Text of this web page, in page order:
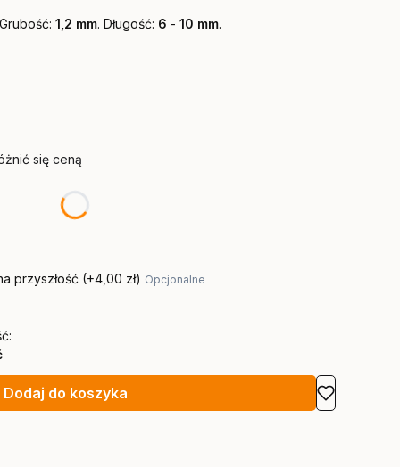
1,2 mm. Długość: 6 - 10 mm.
się ceną
przyszłość (+4,00 zł) Opcjonalne
Dodaj do koszyka